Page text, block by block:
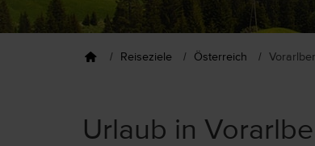
Reiseziele Österreich
Urlaub in